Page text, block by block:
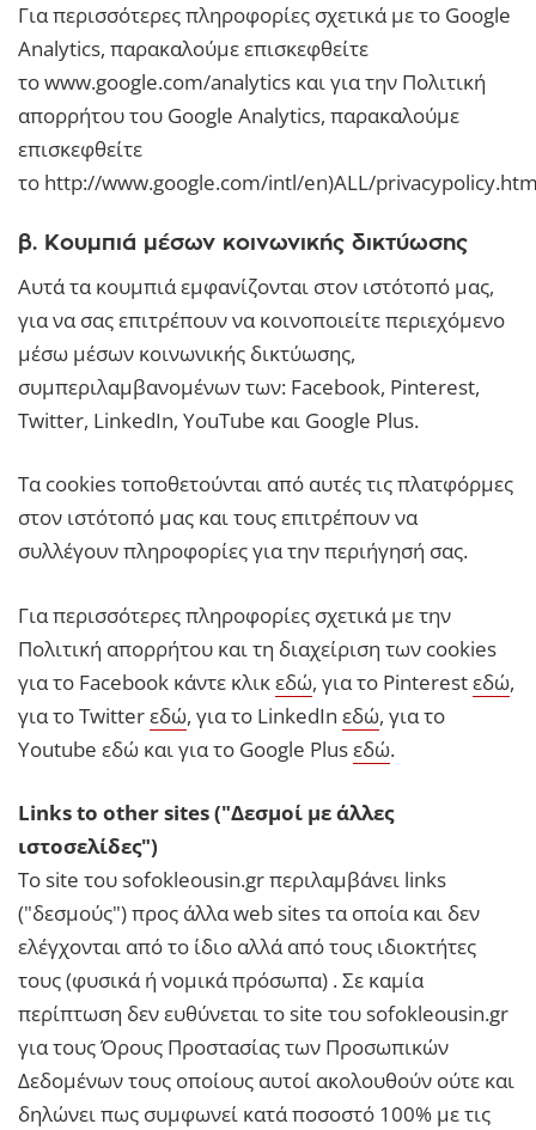
Για περισσότερες πληροφορίες σχετικά με το Google
Analytics, παρακαλούμε επισκεφθείτε
το www.google.com/analytics και για την Πολιτική
απορρήτου του Google Analytics, παρακαλούμε
επισκεφθείτε
το http://www.google.com/intl/en)ALL/
β. Κουμπιά μέσων κοινωνικής δικτύωσης
Αυτά τα κουμπιά εμφανίζονται στον ιστότοπό μας,
για να σας επιτρέπουν να κοινοποιείτε περιεχόμενο
μέσω μέσων κοινωνικής δικτύωσης,
συμπεριλαμβανομένων των: Facebook, Pinterest,
Twitter, LinkedIn, YouTube και Google Plus.
Τα cookies τοποθετούνται από αυτές τις πλατφόρμες
στον ιστότοπό μας και τους επιτρέπουν να
συλλέγουν πληροφορίες για την περιήγησή σας.
Για περισσότερες πληροφορίες σχετικά με την
Πολιτική απορρήτου και τη διαχείριση των cookies
για το Facebook κάντε κλικεδώ, για το Pinterestεδώ,
για το Twitterεδώ, για το LinkedIn εδώ, για το
Youtube εδώ και για το Google Plusεδώ.
Links to other sites ("Δεσμοί με άλλες
ιστοσελίδες")
Το site του sofokleousin.gr περιλαμβάνει links
("δεσμούς") προς άλλα web sites τα οποία και δεν
ελέγχονται από το ίδιο αλλά από τους ιδιοκτήτες
τους (φυσικά ή νομικά πρόσωπα) . Σε καμία
περίπτωση δεν ευθύνεται το site του sofokleousin.gr
για τους Όρους Προστασίας των Προσωπικών
Δεδομένων τους οποίους αυτοί ακολουθούν ούτε και
δηλώνει πως συμφωνεί κατά ποσοστό 100% με τις